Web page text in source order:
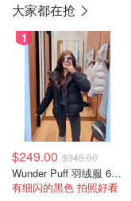
大家都在抢
1
$249.00 $348.00
Wunder Puff 羽绒服 600蓬松度
有细闪的黑色 拍照好看